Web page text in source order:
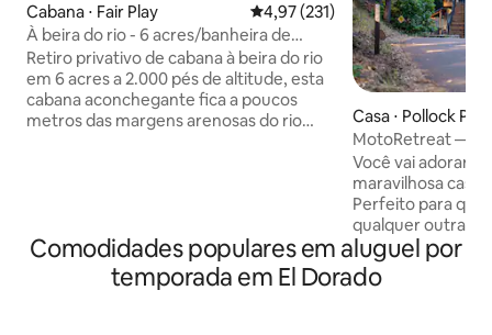
Cabana ⋅ Fair Play 4,97 de uma avaliação média de
4,97 (231)
À beira do rio - 6 acres/banheira de
hidromassagem/jogos/aceita cães
Retiro privativo de cabana à beira do rio
em 6 acres a 2.000 pés de altitude, esta
cabana aconchegante fica a poucos
metros das margens arenosas do rio
pescar, nadar ou relaxar. Uma área de
cozinha ao ar livre para atividades de
churrasco ao longo do rio. Localizado na
Casa ⋅ Pollock
MotoRetreat —
montanhosa para
Você vai adorar o
maravilhosa casa
Perfeito para
qualquer outra
escapando da cidade!
NorCal BDR,
Apple Hill - tudo por perto!
Comodidades populares em aluguel por
temporada em El Dorado